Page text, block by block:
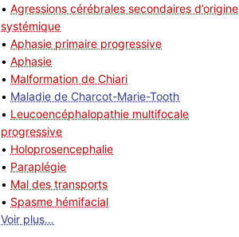
•Agressions cérébrales secondaires d’origine
systémique
•Aphasie primaire progressive
•Aphasie
• Malformation de Chiari
• Maladie de Charcot-Marie-Tooth
• Leucoencéphalopathie multifocale
progressive
• Holoprosencephalie
• Paraplégie
• Mal des transports
• Spasme hémifacial
Voir plus…